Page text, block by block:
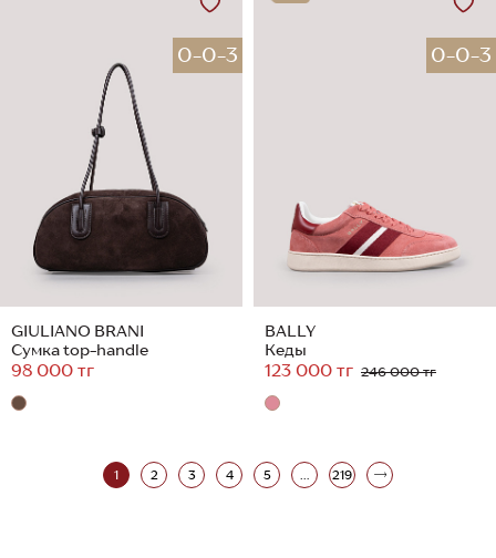
0-0-3
GIULIANO BRANI
Сумка top-handle
98 000 тг
0-0-3
BALLY
Кеды
123 000 тг 246 000 тг
1 2 3 4 5 ... 219